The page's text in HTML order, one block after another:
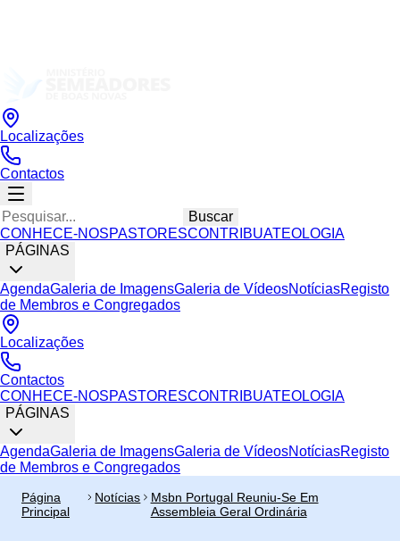
Localizações
Contactos
Buscar
CONHECE-NOSPASTORESCONTRIBUATEOLOGIA
PÁGINAS
AgendaGaleria de ImagensGaleria de VídeosNotíciasRegisto
de Membros e Congregados
Localizações
Contactos
CONHECE-NOSPASTORESCONTRIBUATEOLOGIA
PÁGINAS
AgendaGaleria de ImagensGaleria de VídeosNotíciasRegisto
de Membros e Congregados
Página
Principal
Notícias
Msbn Portugal Reuniu-Se Em
Assembleia Geral Ordinária